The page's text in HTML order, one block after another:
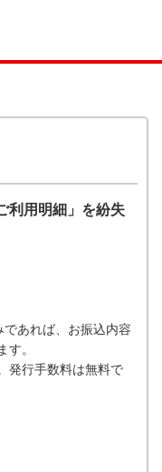
利用明細」を紛失
あれば、お振込内容
す。
発行手数料は無料で